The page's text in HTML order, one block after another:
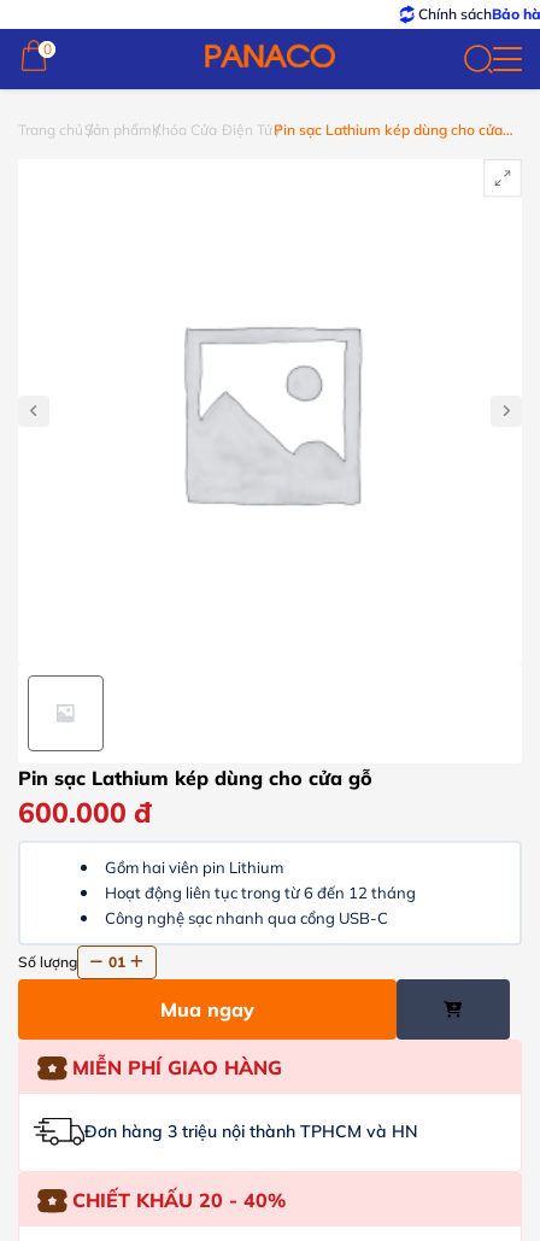
Chính sáchBảo hành –
0
0
Trang chủ Sản phẩmKhóa Cửa Điện TửPin sạc Lathium kép dùng cho cửa
Pin sạc Lathium kép dùng cho cửa gỗ
600.000 đ
Gồm hai viên pin Lithium
Hoạt động liên tục trong từ 6 đến 12 tháng
Công nghệ sạc nhanh qua cổng USB-C
Số lượng 01
Mua ngay
MIỄN PHÍ GIAO HÀNG
Đơn hàng 3 triệu nội thành TPHCM và HN
CHIẾT KHẤU 20 - 40%